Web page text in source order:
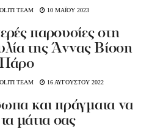
TEAM 10 ΜΑΪΟΥ 2023
παρουσίες στη
της Άννας Βίσση
TEAM 16 ΑΥΓΟΥΣΤΟΥ 2022
και πράγματα να
μάτια σας